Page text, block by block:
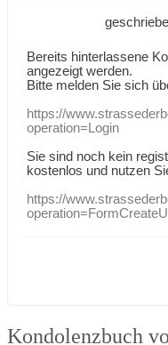
Bereits hinterlassene
angezeigt werden.
Bitte melden Sie sich
https://
operation=Login
Sie sind noch kein
kostenlos und nutzen
https://
Kondolenzbuch